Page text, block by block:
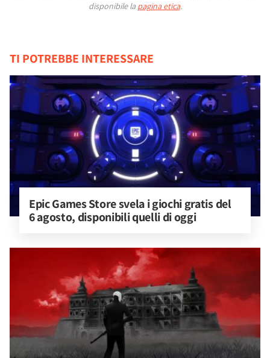
disponibile la pagina etica.
TI POTREBBE INTERESSARE
Epic Games Store svela i giochi gratis del
6 agosto, disponibili quelli di oggi